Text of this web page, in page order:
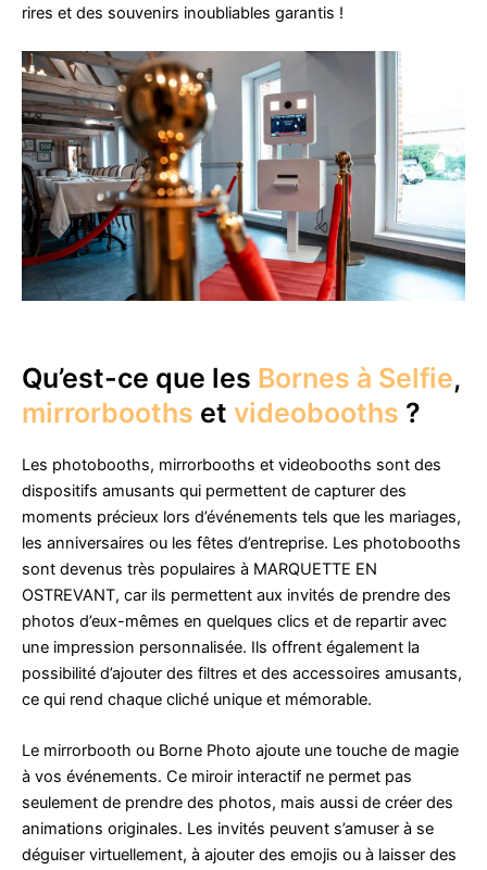
rires et des souvenirs inoubliables garantis !
Qu’est-ce que les Bornes à Selfie,
mirrorbooths et videobooths ?
Les photobooths, mirrorbooths et videobooths sont des
dispositifs amusants qui permettent de capturer des
moments précieux lors d’événements tels que les mariages,
les anniversaires ou les fêtes d’entreprise. Les photobooths
sont devenus très populaires à MARQUETTE EN
OSTREVANT, car ils permettent aux invités de prendre des
photos d’eux-mêmes en quelques clics et de repartir avec
une impression personnalisée. Ils offrent également la
possibilité d’ajouter des filtres et des accessoires amusants,
ce qui rend chaque cliché unique et mémorable.
Le mirrorbooth ou Borne Photo ajoute une touche de magie
à vos événements. Ce miroir interactif ne permet pas
seulement de prendre des photos, mais aussi de créer des
animations originales. Les invités peuvent s’amuser à se
déguiser virtuellement, à ajouter des emojis ou à laisser des